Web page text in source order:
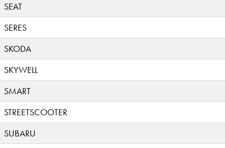
SEAT
SERES
SKODA
SKYWELL
SMART
STREETSCOOTER
SUBARU